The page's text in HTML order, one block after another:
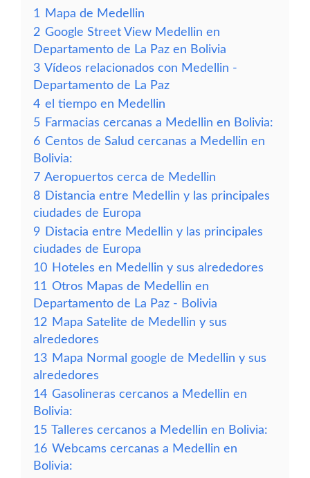
1
Mapa de Medellin
2 Google Street View Medellin en
Departamento de La Paz en Bolivia
3 Vídeos relacionados con Medellin -
Departamento de La Paz
4 el tiempo en Medellin
5 Farmacias cercanas a Medellin en Bolivia:
6 Centos de Salud cercanas a Medellin en
Bolivia:
7 Aeropuertos cerca de Medellin
8 Distancia entre Medellin y las principales
ciudades de Europa
9 Distacia entre Medellin y las principales
ciudades de Europa
10 Hoteles en Medellin y sus alrededores
11 Otros Mapas de Medellin en
Departamento de La Paz - Bolivia
12 Mapa Satelite de Medellin y sus
alrededores
13 Mapa Normal google de Medellin y sus
alrededores
14 Gasolineras cercanos a Medellin en
Bolivia:
15 Talleres cercanos a Medellin en Bolivia:
16 Webcams cercanas a Medellin en
Bolivia: